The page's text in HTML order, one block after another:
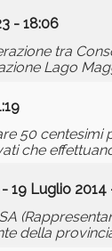
- 18:06
tra
Lago
50
che
- 19 Luglio 2014
della